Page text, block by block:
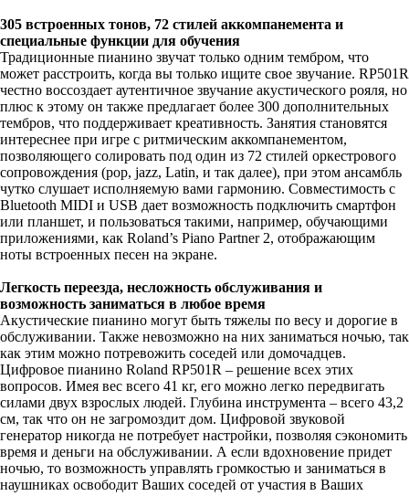
305 встроенных тонов, 72 стилей аккомпанемента и
специальные функции для обучения
Традиционные пианино звучат только одним тембром, что
может расстроить, когда вы только ищите свое звучание. RP501R
честно воссоздает аутентичное звучание акустического рояля, но
плюс к этому он также предлагает более 300 дополнительных
тембров, что поддерживает креативность. Занятия становятся
интереснее при игре с ритмическим аккомпанементом,
позволяющего солировать под один из 72 стилей оркестрового
сопровождения (pop, jazz, Latin, и так далее), при этом ансамбль
чутко слушает исполняемую вами гармонию. Совместимость с
Bluetooth MIDI и USB дает возможность подключить смартфон
или планшет, и пользоваться такими, например, обучающими
приложениями, как Roland’s Piano Partner 2, отображающим
ноты встроенных песен на экране.
Легкость переезда, несложность обслуживания и
возможность заниматься в любое время
Акустические пианино могут быть тяжелы по весу и дорогие в
обслуживании. Также невозможно на них заниматься ночью, так
как этим можно потревожить соседей или домочадцев.
Цифровое пианино Roland RP501R – решение всех этих
вопросов. Имея вес всего 41 кг, его можно легко передвигать
силами двух взрослых людей. Глубина инструмента – всего 43,2
см, так что он не загромоздит дом. Цифровой звуковой
генератор никогда не потребует настройки, позволяя сэкономить
время и деньги на обслуживании. А если вдохновение придет
ночью, то возможность управлять громкостью и заниматься в
наушниках освободит Ваших соседей от участия в Ваших